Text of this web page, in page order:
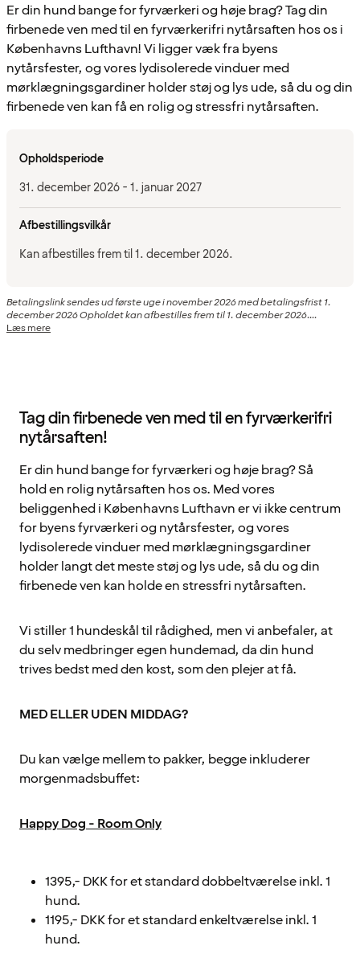
Er din hund bange for fyrværkeri og høje brag? Tag din
firbenede ven med til en fyrværkerifri nytårsaften hos os i
Københavns Lufthavn! Vi ligger væk fra byens
nytårsfester, og vores lydisolerede vinduer med
mørklægningsgardiner holder støj og lys ude, så du og din
firbenede ven kan få en rolig og stressfri nytårsaften.
Opholdsperiode
31. december 2026 - 1. januar 2027
Afbestillingsvilkår
Kan afbestilles frem til 1. december 2026.
Betalingslink sendes ud første uge i november 2026 med betalingsfrist 1.
december 2026 Opholdet kan afbestilles frem til 1. december 2026....
Læs mere
Tag din firbenede ven med til en fyrværkerifri
nytårsaften!
Er din hund bange for fyrværkeri og høje brag? Så
hold en rolig nytårsaften hos os. Med vores
beliggenhed i Københavns Lufthavn er vi ikke centrum
for byens fyrværkeri og nytårsfester, og vores
lydisolerede vinduer med mørklægningsgardiner
holder langt det meste støj og lys ude, så du og din
firbenede ven kan holde en stressfri nytårsaften.
Vi stiller 1 hundeskål til rådighed, men vi anbefaler, at
du selv medbringer egen hundemad, da din hund
trives bedst med den kost, som den plejer at få.
MED ELLER UDEN MIDDAG?
Du kan vælge mellem to pakker, begge inkluderer
morgenmadsbuffet:
Happy Dog - Room Only
1395,- DKK for et standard dobbeltværelse inkl. 1
hund.
1195,- DKK for et standard enkeltværelse inkl. 1
hund.